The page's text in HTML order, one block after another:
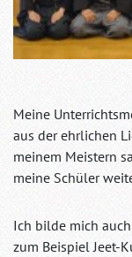
Meine
aus der ehrlichen
meinem Meistern
meine Schüler
Ich bilde mich
zum Beispiel Jeet-